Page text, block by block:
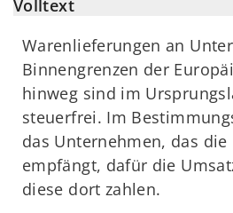
Volltext
Warenlieferungen an
Binnengrenzen der
hinweg sind im
steuerfrei. Im
das Unternehmen, das die
empfängt, dafür die
diese dort zahlen.